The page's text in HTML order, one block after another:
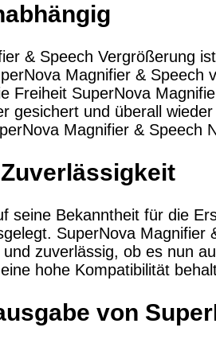
& Speech Vergrößerung
Magnifier & Speech
Freiheit SuperNova
gesichert und überall
Magnifier & Speech
seine Bekanntheit für die
SuperNova
zuverlässig, ob es nun
hohe Kompatibilität
von